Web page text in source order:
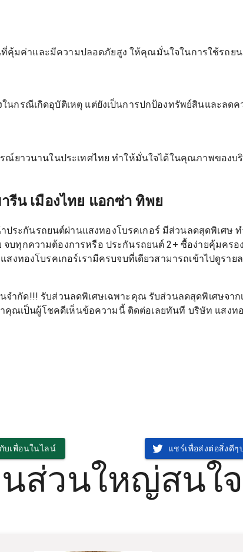
ทุนที่คุ้มค่าและมีความปลอดภัยสูง ให้คุณมั่นใจในการใช้ร
กรณีเกิดอุบัติเหตุ แต่ยังเป็นการปกป้องทรัพย์สินและลด
ณ์ยาวนานในประเทศไทย ทำให้มั่นใจได้ในคุณภาพของ
รีน เมืองไทย แอกซ่า ทิพย
ระกันรถยนต์ผ่านแสงทองโบรคเกอร์ มีส่วนลดสุดพิเศษ
ทุกความต้องการหรือ ประกันรถยนต์ 2+ ซื้อง่ายคุ้มครอ
องโบรคเกอร์เรามีครบจบที่เดียวสามารถเข้าไปดูรายล
กัด!!! รับส่วนลดพิเศษเฉพาะคุณ รับส่วนลดสุดพิเศษจาก
ณเป็นผู้โชคดีเห็นข้อความนี้ ติดต่อเลยทันที บริษัท แสงท
บเพื่อนในไลน์ แชร์เพื่อส่งต่อสิ่งดีๆ
ส่วนใหญ่สนใจ